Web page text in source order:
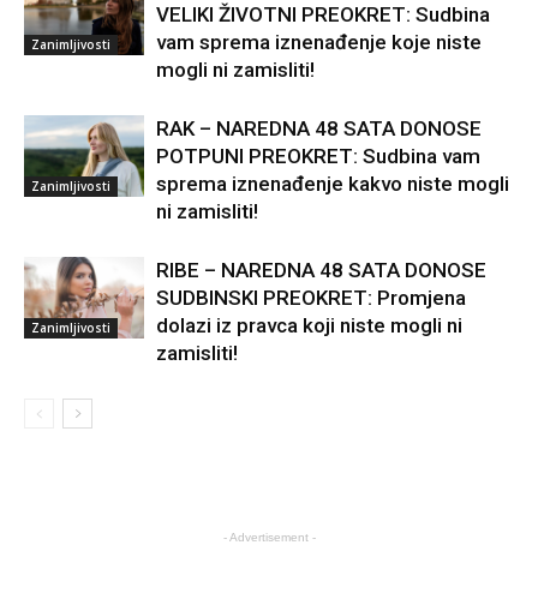
Zanimljivosti
VELIKI ŽIVOTNI PREOKRET: Sudbina
vam sprema iznenađenje koje niste
mogli ni zamisliti!
Zanimljivosti
RAK – NAREDNA 48 SATA DONOSE
POTPUNI PREOKRET: Sudbina vam
sprema iznenađenje kakvo niste mogli
ni zamisliti!
Zanimljivosti
RIBE – NAREDNA 48 SATA DONOSE
SUDBINSKI PREOKRET: Promjena
dolazi iz pravca koji niste mogli ni
zamisliti!
- Advertisement -